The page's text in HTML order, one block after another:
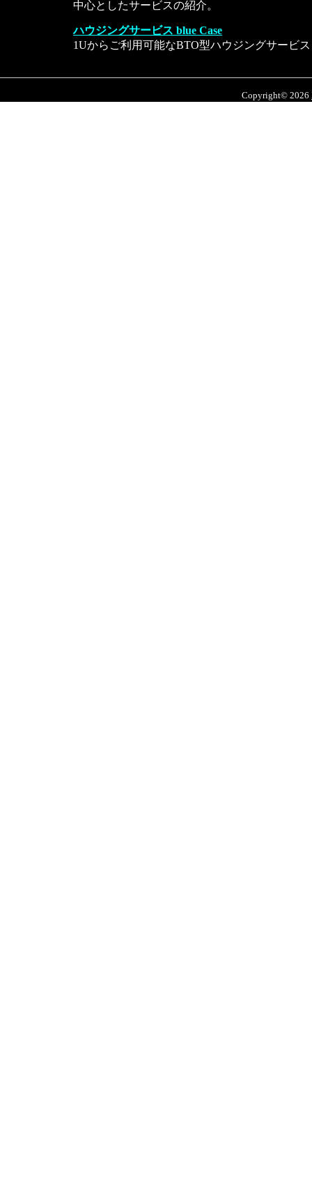
中心としたサービスの紹介。
ハウジングサービス blue Case
1Uからご利用可能なBTO型ハウジングサービス
Copyright© 2026